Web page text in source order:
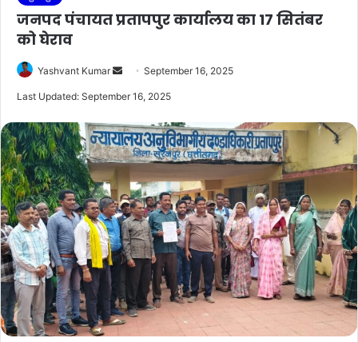
जनपद पंचायत प्रतापपुर कार्यालय का 17 सितंबर
को घेराव
Yashvant Kumar
Send September 16, 2025
Last Updated: September 16, 2025